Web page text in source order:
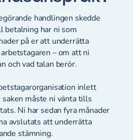
handlingen skedde
har ni som
på er att underrätta
– om att ni
och vad talan berör.
inlett
måste ni vänta tills
Ni har sedan fyra månader
avslutats att underrätta
stämning.